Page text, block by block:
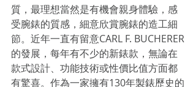
質，最理想當然是有機會親身體驗，感
受腕錶的質感，細意欣賞腕錶的造工細
節。近年一直有留意CARL F. BUCHERER
的發展，每年有不少的新錶款，無論在
款式設計、功能技術或性價比值方面都
有驚喜。作為一家擁有130年製錶歷史的